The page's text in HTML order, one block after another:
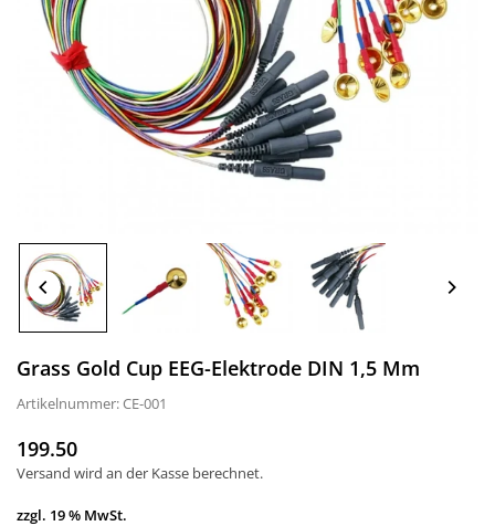
Grass Gold Cup EEG-Elektrode DIN 1,5 Mm
Artikelnummer:CE-001
Normaler
Preis
199.50
Versand wird an der Kasse berechnet.
zzgl. 19 % MwSt.